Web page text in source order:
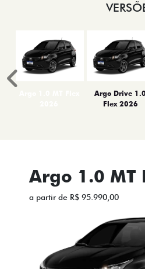
Argo Drive 1.0
Flex 2026
Anterior
Argo 1.0 MT
a partir de R$ 95.990,00